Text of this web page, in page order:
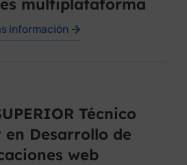
multiplataforma
información
Técnico
en Desarrollo de
web